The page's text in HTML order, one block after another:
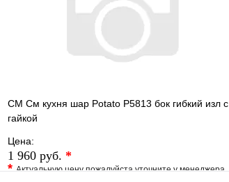
СМ См кухня шар Potato P5813 бок гибкий изл с
гайкой
Цена:
1 960 руб. *
*Актуальную цену пожалуйста уточните у менеджера